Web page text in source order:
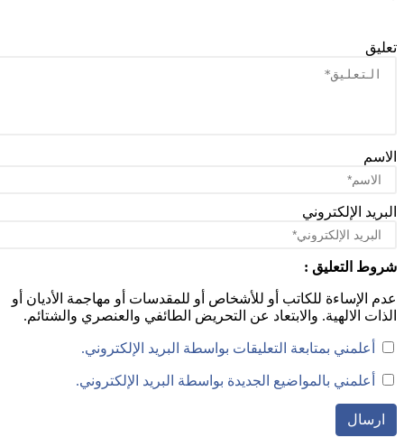
الإلكتروني
التعليق :
الإساءة للكاتب أو للأشخاص أو للمقدسات أو مهاجمة الأديان أو
الالهية. والابتعاد عن التحريض الطائفي والعنصري والشتائم.
أعلمني بمتابعة التعليقات بواسطة البريد الإلكتروني.
أعلمني بالمواضيع الجديدة بواسطة البريد الإلكتروني.